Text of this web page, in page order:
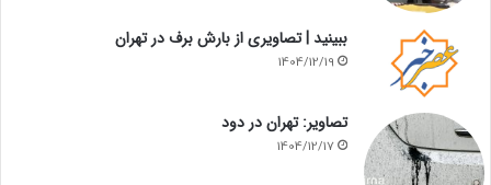
ببینید | تصاویری از بارش برف در تهران
1404/12/19
تصاویر: تهران در دود
1404/12/17